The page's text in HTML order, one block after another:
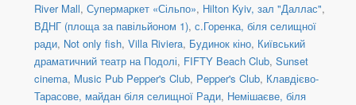
River Mall, Супермаркет «Сільпо», Hilton Kyiv, зал "Даллас",
ВДНГ (площа за павільйоном 1), с.Горенка, біля селищної
ради, Not only fish, Villa Riviera, Будинок кіно, Київський
драматичний театр на Подолі, FIFTY Beach Club, Sunset
cinema, Music Pub Pepper's Club, Pepper's Club, Клавдієво-
Тарасове, майдан біля селищної Ради, Немішаєве, біля